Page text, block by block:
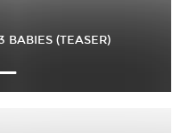
BABIES (TEASER)